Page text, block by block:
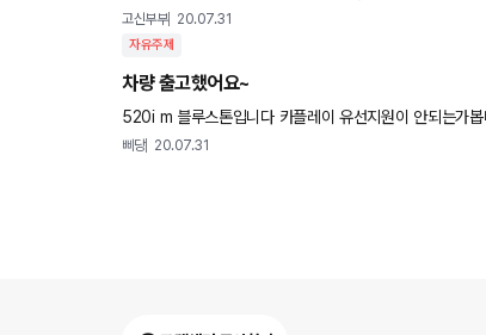
안들어도 상당히 만족스럽네요. 리스트에 추가해놓고 할인
고신부부 20.07.31
자유주제
차량 출고했어요~
520i m 블루스톤입니다 카플레이 유선지
삐당 20.07.31